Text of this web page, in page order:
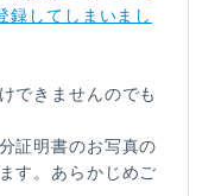
録してしまいまし
できませんのでも
証明書のお写真の
す。あらかじめご